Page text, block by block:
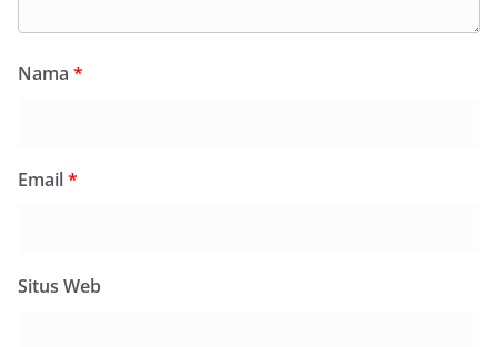
Nama *
Email*
Situs Web